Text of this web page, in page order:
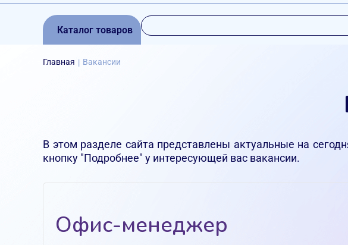
Каталог товаров
Главная | Вакансии
В этом разделе сайта представлены актуальные на
кнопку "Подробнее" у интересующей вас вакансии.
Офис-менеджер